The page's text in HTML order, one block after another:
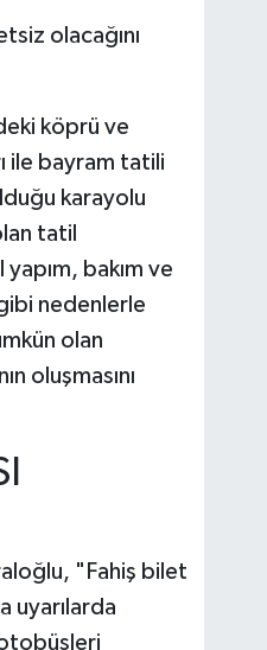
olacağını
köprü ve
ile bayram tatili
karayolu
tatil
bakım ve
nedenlerle
olan
oluşmasını
"Fahiş bilet
uyarılarda
otobüsleri